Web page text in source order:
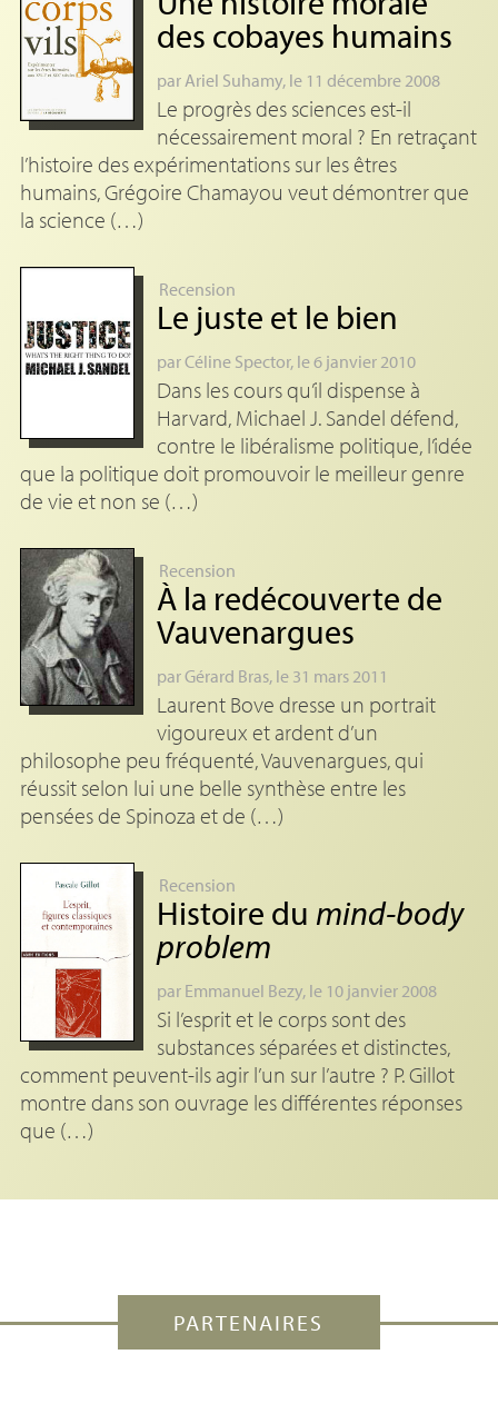
des cobayes humains
parAriel Suhamy, le 11 décembre 2008
Le progrès des sciences est-il
nécessairement moral ? En retraçant
l’histoire des expérimentations sur les êtres
humains, Grégoire Chamayou veut démontrer que
la science (…)
Recension
Le juste et le bien
parCéline Spector, le 6 janvier 2010
Dans les cours qu’il dispense à
Harvard, Michael J. Sandel défend,
contre le libéralisme politique, l’idée
que la politique doit promouvoir le meilleur genre
de vie et non se (…)
Recension
À la redécouverte de
Vauvenargues
parGérard Bras, le 31 mars 2011
Laurent Bove dresse un portrait
vigoureux et ardent d’un
philosophe peu fréquenté, Vauvenargues, qui
réussit selon lui une belle synthèse entre les
pensées de Spinoza et de (…)
Recension
Histoire du mind-body
problem
par Emmanuel Bezy, le 10 janvier 2008
Si l’esprit et le corps sont des
substances séparées et distinctes,
comment peuvent-ils agir l’un sur l’autre ? P. Gillot
montre dans son ouvrage les différentes réponses
que (…)
PARTENAIRES